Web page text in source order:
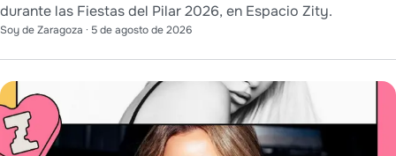
durante las Fiestas del Pilar 2026, en Espacio Zity.
Soy de Zaragoza · 5 de agosto de 2026